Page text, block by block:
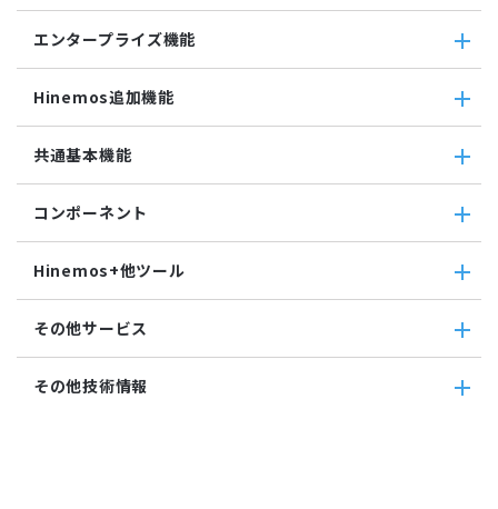
ログ件数監視
システムログ監視
JMX監視
SQL監視
SNMPTRAP監視
SNMP監視
HTTPシナリオ監視
Hinemosエージェント監視
Windowsイベント監視
サービス・ポート監視
リソース監視
プロセス監視
参照ジョブ
環境構築機能
実行契機
ファイルチェックジョブ
監視ジョブ
承認ジョブ
ダウンロード
検索
蓄積
収集
ミッションクリティカル（Linux）
ミッションクリティカル（Windows）
エンタープライズ機能
インシデント管理連携ツール
Grafana
ユーティリティ機能
レポーティング
ノードマップ
Hinemos追加機能
Hinemosインシデントダッシュボード
メッセージフィルタ
Hinemosセキュリティオプション
共通基本機能
セルフチェック
メンテナンス
通知
アカウント
カレンダ
コンポーネント
Hinemosエージェント
Hinemosクライアント
Hinemosマネージャ
Hinemos+他ツール
google apps
teams
slack
その他サービス
CloudGate UNO
その他技術情報